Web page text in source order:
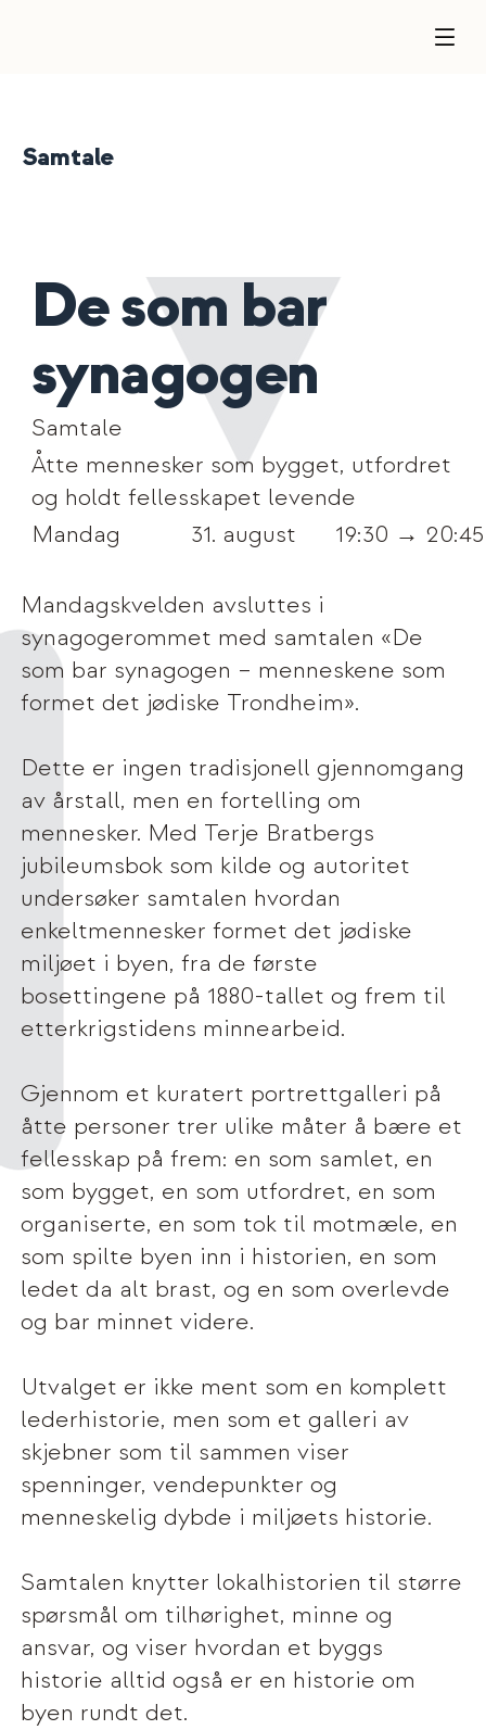
Samtale
Åtte mennesker som bygget, utfordret
og holdt fellesskapet levende
Samtale
Mandag 31. august 19:30 → 20:45
De som bar
synagogen
Mandagskvelden avsluttes i
synagogerommet med samtalen «De
som bar synagogen – menneskene som
formet det jødiske Trondheim».
Dette er ingen tradisjonell gjennomgang
av årstall, men en fortelling om
mennesker. Med Terje Bratbergs
jubileumsbok som kilde og autoritet
undersøker samtalen hvordan
enkeltmennesker formet det jødiske
miljøet i byen, fra de første
bosettingene på 1880-tallet og frem til
etterkrigstidens minnearbeid.
Gjennom et kuratert portrettgalleri på
åtte personer trer ulike måter å bære et
fellesskap på frem: en som samlet, en
som bygget, en som utfordret, en som
organiserte, en som tok til motmæle, en
som spilte byen inn i historien, en som
ledet da alt brast, og en som overlevde
og bar minnet videre.
Utvalget er ikke ment som en komplett
lederhistorie, men som et galleri av
skjebner som til sammen viser
spenninger, vendepunkter og
menneskelig dybde i miljøets historie.
Samtalen knytter lokalhistorien til større
spørsmål om tilhørighet, minne og
ansvar, og viser hvordan et byggs
historie alltid også er en historie om
byen rundt det.